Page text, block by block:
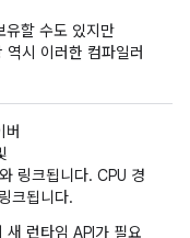
유할 수도 있지만
시 이러한 컴파일러
버
링크됩니다. CPU 경
크됩니다.
새 런타임 API가 필요